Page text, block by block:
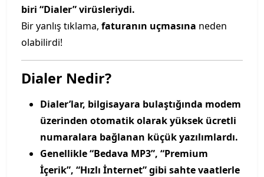
biri “Dialer” virüsleriydi.
Bir yanlış tıklama, faturanın uçmasına neden
olabilirdi!
Dialer Nedir?
Dialer’lar, bilgisayara bulaştığında modem
üzerinden otomatik olarak yüksek ücretli
numaralara bağlanan küçük yazılımlardı.
Genellikle “Bedava MP3”, “Premium
İçerik”, “Hızlı İnternet” gibi sahte vaatlerle